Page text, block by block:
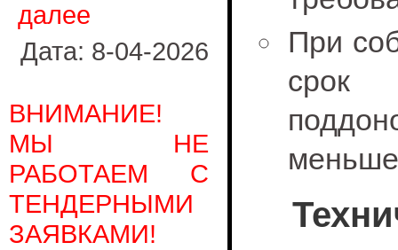
далее
Дата: 8-04-2026
ВНИМАНИЕ!
МЫ НЕ
РАБОТАЕМ С
ТЕНДЕРНЫМИ
ЗАЯВКАМИ!
При
срок